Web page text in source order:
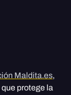
Maldita.es,
protege la